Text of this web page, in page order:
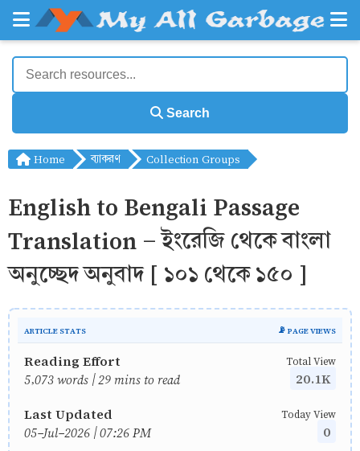
Search
Home ব্যাকরণ Collection Groups
English to Bengali Passage
Translation - ইংরেজি থেকে বাংলা
অনুচ্ছেদ অনুবাদ [ ১০১ থেকে ১৫০ ]
ARTICLE STATS 📡 PAGE VIEWS
Reading Effort
5,073 words | 29 mins to read
Total View
20.1K
Last Updated
05-Jul-2026 | 07:26 PM
Today View
0